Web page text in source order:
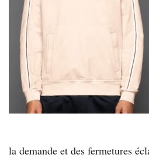
la demande et des fermetures